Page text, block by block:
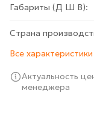
Габариты (Д Ш В):
Страна
Все характеристики
Актуальность
менеджера